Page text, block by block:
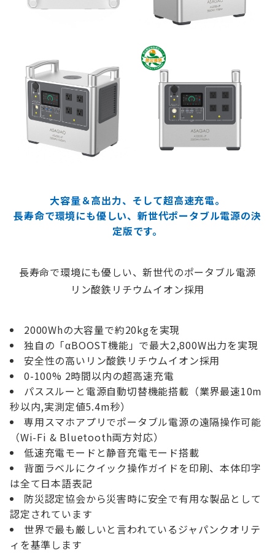
大容量＆高出力、そして超高速充電。
長寿命で環境にも優しい、新世代ポータブル電源の決
定版です。
長寿命で環境にも優しい、新世代のポータブル電源
リン酸鉄リチウムイオン採用
2000Whの大容量で約20kgを実現
独自の「αBOOST機能」で最大2,800W出力を実現
安全性の高いリン酸鉄リチウムイオン採用
0-100% 2時間以内の超高速充電
パススルーと電源自動切替機能搭載（業界最速10m
秒以内,実測定値5.4m秒）
専用スマホアプリでポータブル電源の遠隔操作可能
（Wi-Fi & Bluetooth両方対応）
低速充電モードと静音充電モード搭載
背面ラベルにクイック操作ガイドを印刷、本体印字
は全て日本語表記
防災認定協会から災害時に安全で有用な製品として
認定されています
世界で最も厳しいと言われているジャパンクオリテ
ィを基準します